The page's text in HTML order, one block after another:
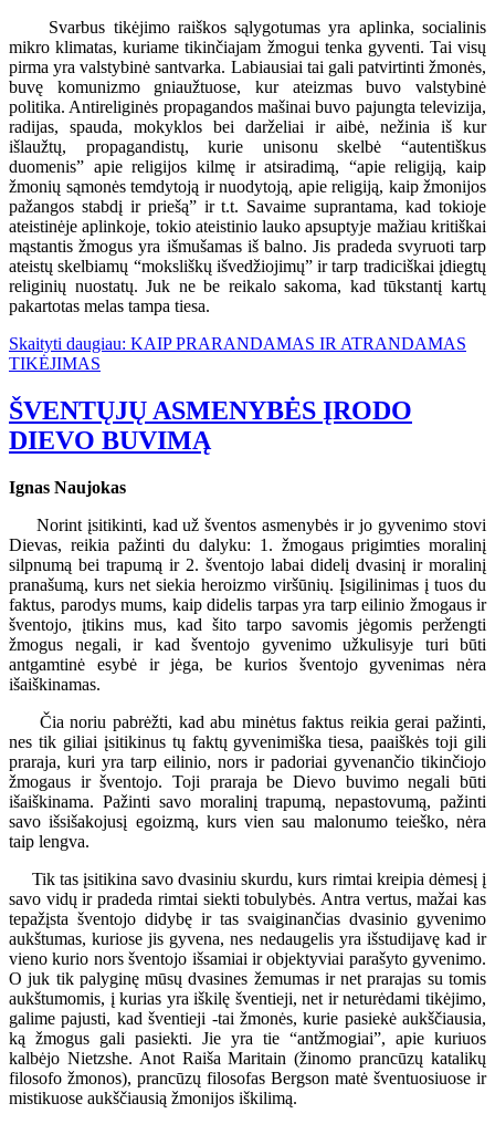
Svarbus tikėjimo raiškos sąlygotumas yra aplinka, socialinis
mikro klimatas, kuriame tikinčiajam žmogui tenka gyventi. Tai visų
pirma yra valstybinė santvarka. Labiausiai tai gali patvirtinti žmonės,
buvę komunizmo gniaužtuose, kur ateizmas buvo valstybinė
politika. Antireliginės propagandos mašinai buvo pajungta televizija,
radijas, spauda, mokyklos bei darželiai ir aibė, nežinia iš kur
išlaužtų, propagandistų, kurie unisonu skelbė “autentiškus
duomenis” apie religijos kilmę ir atsiradimą, “apie religiją, kaip
žmonių sąmonės temdytoją ir nuodytoją, apie religiją, kaip žmonijos
pažangos stabdį ir priešą” ir t.t. Savaime suprantama, kad tokioje
ateistinėje aplinkoje, tokio ateistinio lauko apsuptyje mažiau kritiškai
mąstantis žmogus yra išmušamas iš balno. Jis pradeda svyruoti tarp
ateistų skelbiamų “moksliškų išvedžiojimų” ir tarp tradiciškai įdiegtų
religinių nuostatų. Juk ne be reikalo sakoma, kad tūkstantį kartų
pakartotas melas tampa tiesa.
Skaityti daugiau: KAIP PRARANDAMAS IR ATRANDAMAS
TIKĖJIMAS
ŠVENTŲJŲ ASMENYBĖS ĮRODO
DIEVO BUVIMĄ
Ignas Naujokas
Norint įsitikinti, kad už šventos asmenybės ir jo gyvenimo stovi
Dievas, reikia pažinti du dalyku: 1. žmogaus prigimties moralinį
silpnumą bei trapumą ir 2. šventojo labai didelį dvasinį ir moralinį
pranašumą, kurs net siekia heroizmo viršūnių. Įsigilinimas į tuos du
faktus, parodys mums, kaip didelis tarpas yra tarp eilinio žmogaus ir
šventojo, įtikins mus, kad šito tarpo savomis jėgomis peržengti
žmogus negali, ir kad šventojo gyvenimo užkulisyje turi būti
antgamtinė esybė ir jėga, be kurios šventojo gyvenimas nėra
išaiškinamas.
Čia noriu pabrėžti, kad abu minėtus faktus reikia gerai pažinti,
nes tik giliai įsitikinus tų faktų gyvenimiška tiesa, paaiškės toji gili
praraja, kuri yra tarp eilinio, nors ir padoriai gyvenančio tikinčiojo
žmogaus ir šventojo. Toji praraja be Dievo buvimo negali būti
išaiškinama. Pažinti savo moralinį trapumą, nepastovumą, pažinti
savo išsišakojusį egoizmą, kurs vien sau malonumo teieško, nėra
taip lengva.
Tik tas įsitikina savo dvasiniu skurdu, kurs rimtai kreipia dėmesį į
savo vidų ir pradeda rimtai siekti tobulybės. Antra vertus, mažai kas
tepažįsta šventojo didybę ir tas svaiginančias dvasinio gyvenimo
aukštumas, kuriose jis gyvena, nes nedaugelis yra išstudijavę kad ir
vieno kurio nors šventojo išsamiai ir objektyviai parašyto gyvenimo.
O juk tik palyginę mūsų dvasines žemumas ir net prarajas su tomis
aukštumomis, į kurias yra iškilę šventieji, net ir neturėdami tikėjimo,
galime pajusti, kad šventieji -tai žmonės, kurie pasiekė aukščiausia,
ką žmogus gali pasiekti. Jie yra tie “antžmogiai”, apie kuriuos
kalbėjo Nietzshe. Anot Raiša Maritain (žinomo prancūzų katalikų
filosofo žmonos), prancūzų filosofas Bergson matė šventuosiuose ir
mistikuose aukščiausią žmonijos iškilimą.